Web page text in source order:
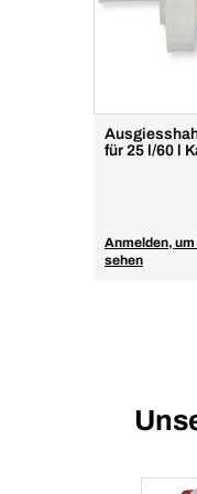
für 25 l/60 l
Anmelden, um
sehen